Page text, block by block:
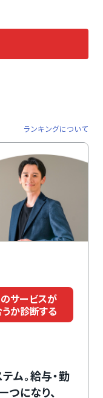
ランキングについて
サービスが
か診断する
ム。給与・勤
になり、